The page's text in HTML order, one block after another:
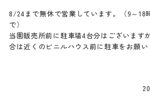
8/24まで無休で営業しています。（9～18
で）
当園販売所前に駐車場4台分はございます
合は近くのビニルハウス前に駐車をお願い